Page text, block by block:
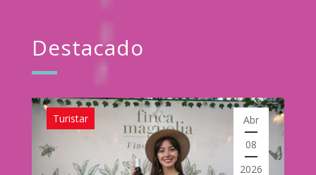
Destacado
Turistar
Abr
08
2026